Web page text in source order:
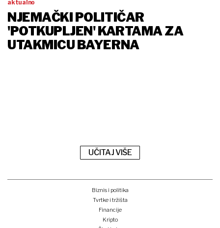
aktualno
NJEMAČKI POLITIČAR
'POTKUPLJEN' KARTAMA ZA
UTAKMICU BAYERNA
UČITAJ VIŠE
Biznis i politika
Tvrtke i tržišta
Financije
Kripto